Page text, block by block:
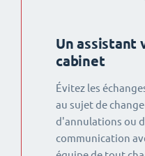
Un assistant
cabinet
Évitez les
au sujet de
d'annulations ou
communication